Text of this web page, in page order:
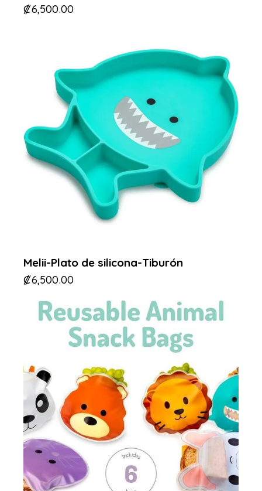
₡6,500.00
Melii-Plato de silicona-Tiburón
₡6,500.00